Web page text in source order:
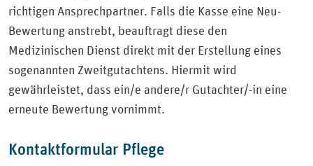
richtigen Ansprechpartner. Falls die Kasse eine Neu-
Bewertung anstrebt, beauftragt diese den
Medizinischen Dienst direkt mit der Erstellung eines
sogenannten Zweitgutachtens. Hiermit wird
gewährleistet, dass ein/e andere/r Gutachter/-in eine
erneute Bewertung vornimmt.
Kontaktformular Pflege